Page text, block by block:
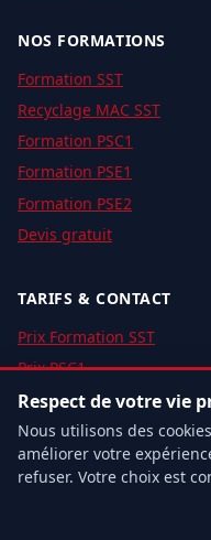
NOS FORMATIONS
Formation SST
Recyclage MAC SST
Formation PSC1
Formation PSE1
Formation PSE2
Devis gratuit
TARIFS & CONTACT
Prix Formation SST
Prix PSC1
Prix PSE1
Prix PSE2
Grille tarifaire
Respect de votre vie
Nous utilisons des
améliorer votre
refuser. Votre choix est